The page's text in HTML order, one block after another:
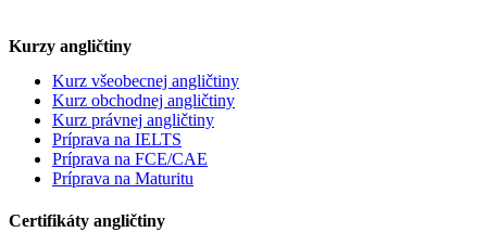
Kurzy angličtiny
Kurz všeobecnej angličtiny
Kurz obchodnej angličtiny
Kurz právnej angličtiny
Príprava na IELTS
Príprava na FCE/CAE
Príprava na Maturitu
Certifikáty angličtiny